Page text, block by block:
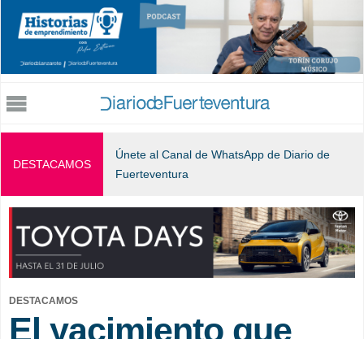
Jump to navigation
DESTACAMOS
Únete al Canal de WhatsApp de Diario de
Fuerteventura
DESTACAMOS
El yacimiento que